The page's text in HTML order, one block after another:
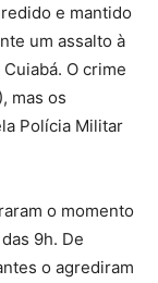
e mantido
um assalto à
O crime
mas os
Polícia Militar
o momento
9h. De
o agrediram